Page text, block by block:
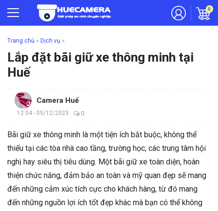
0
Trang chủ » Dịch vụ »
Lắp đặt bãi giữ xe thông minh tại
Huế
Camera Huế
12:04 - 05/12/2023 0
Bãi giữ xe thông minh là một tiện ích bắt buộc, không thể
thiếu tại các tòa nhà cao tầng, trường học, các trung tâm hội
nghị hay siêu thị tiêu dùng. Một bãi giữ xe toàn diện, hoàn
thiện chức năng, đảm bảo an toàn và mỹ quan đẹp sẽ mang
đến những cảm xúc tích cực cho khách hàng, từ đó mang
đến những nguồn lợi ích tốt đẹp khác mà bạn có thể không